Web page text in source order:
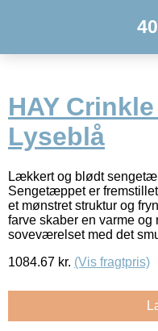
HAY
Lyseblå
Lækkert og blødt
Sengetæppet er
et mønstret struktur og
farve skaber en varme
soveværelset med det
1084.67 kr. (Vis fragtpris)